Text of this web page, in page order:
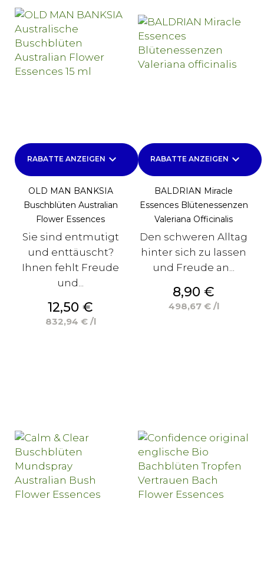
RABATTE ANZEIGEN keyboard_arrow_down
OLD MAN BANKSIA
Buschblüten Australian
Flower Essences
Sie sind entmutigt
und enttäuscht?
Ihnen fehlt Freude
und...
Preis
12,50 €
832,94 € /l
RABATTE ANZEIGEN keyboard_arrow_down
BALDRIAN Miracle
Essences Blütenessenzen
Valeriana Officinalis
Den schweren Alltag
hinter sich zu lassen
und Freude an...
Preis
8,90 €
498,67 € /l